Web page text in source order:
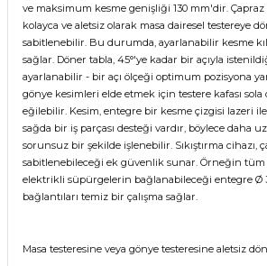
ve maksimum kesme genişliği 130 mm'dir. Çapraz
kolayca ve aletsiz olarak masa dairesel testereye
sabitlenebilir. Bu durumda, ayarlanabilir kesme
sağlar. Döner tabla, 45°'ye kadar bir açıyla
ayarlanabilir - bir açı ölçeği optimum pozisyona
gönye kesimleri elde etmek için testere kafası
eğilebilir. Kesim, entegre bir kesme çizgisi lazeri
sağda bir iş parçası desteği vardır, böylece daha
sorunsuz bir şekilde işlenebilir. Sıkıştırma cihazı,
sabitlenebileceği ek güvenlik sunar. Örneğin
elektrikli süpürgelerin bağlanabileceği entegre Ø
bağlantıları temiz bir çalışma sağlar.
Masa testeresine veya gönye testeresine aletsiz